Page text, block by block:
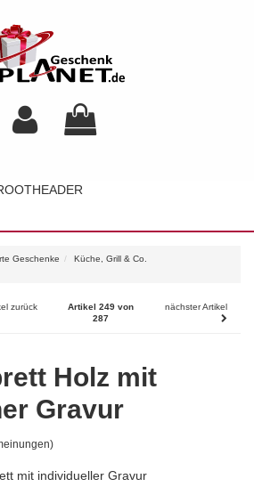
Geschenke
Küche, Grill & Co.
zurück
Artikel 249 von
287
nächster Artikel
Holz mit
Gravur
mit individueller Gravur